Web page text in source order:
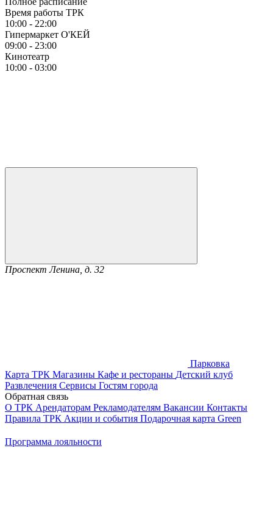
Время работы ТРК
10:00 - 22:00
Гипермаркет О'КЕЙ
09:00 - 23:00
Кинотеатр
10:00 - 03:00
Проспект Ленина, д. 32
Парковка
Карта ТРК Магазины Кафе и рестораны Детский клуб
Развлечения Сервисы Гостям города
Обратная связь
О ТРК Арендаторам Рекламодателям Вакансии Контакты
Правила ТРК Акции и события Подарочная карта Green
Программа лояльности